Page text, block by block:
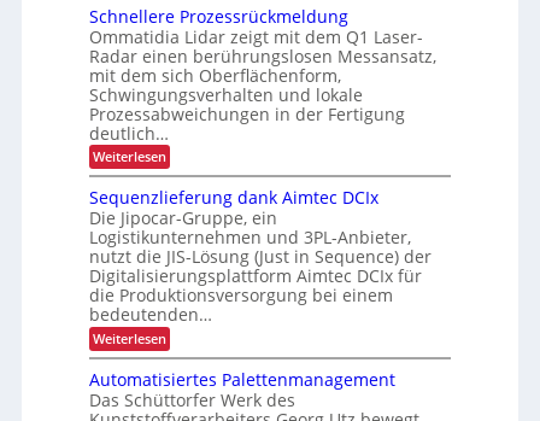
Iü
r
R
e
c
c
l
i
n
g
h
ö
f
e
n
o
m
i
e
u
n
d
P
r
z
i
s
i
o
n
i
e
t
g
e
c
h
ä
f
t
f
ü
r
k
u
r
z
Schnellere Prozessrückmeldung
Ommatidia Lidar zeigt mit dem Q1 Laser-
Radar einen berührungslosen Messansatz,
mit dem sich Oberflächenform,
Schwingungsverhalten und lokale
Prozessabweichungen in der Fertigung
deutlich…
Weiterlesen:
S
c
h
n
e
l
l
e
r
e
P
r
o
z
e
Sequenzlieferung dank Aimtec DCIx
Die Jipocar-Gruppe, ein
Logistikunternehmen und 3PL-Anbieter,
nutzt die JIS-Lösung (Just in Sequence) der
Digitalisierungsplattform Aimtec DCIx für
die Produktionsversorgung bei einem
bedeutenden…
Weiterlesen:
S
q
u
Automatisiertes Palettenmanagement
Das Schüttorfer Werk des